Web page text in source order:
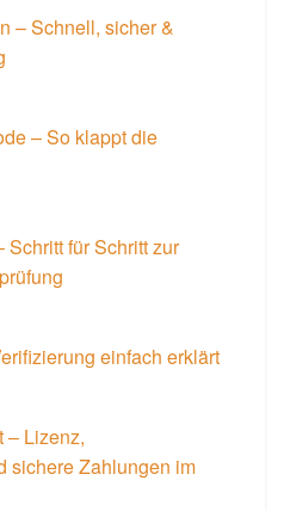
– Schnell, sicher &
– So klappt die
für Schritt zur
einfach erklärt
– Lizenz,
sichere Zahlungen im